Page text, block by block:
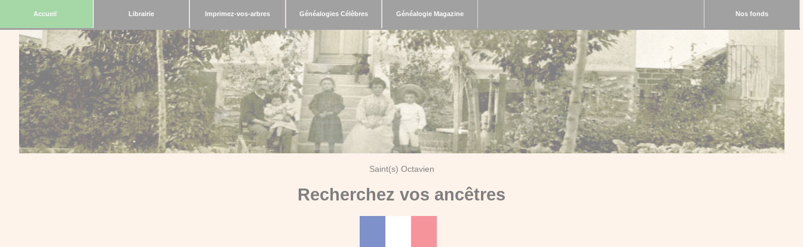
Accueil Librairie Imprimez-vos-arbres Généalogies Célèbres Généalogie Magazine Nos fonds
Saint(s) Octavien
Recherchez vos ancêtres